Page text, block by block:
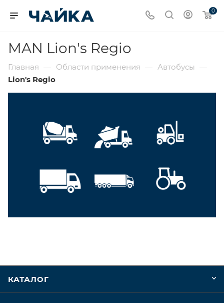
0
MAN Lion's Regio
Главная — Области применения — Автобусы —
Lion's Regio
КАТАЛОГ